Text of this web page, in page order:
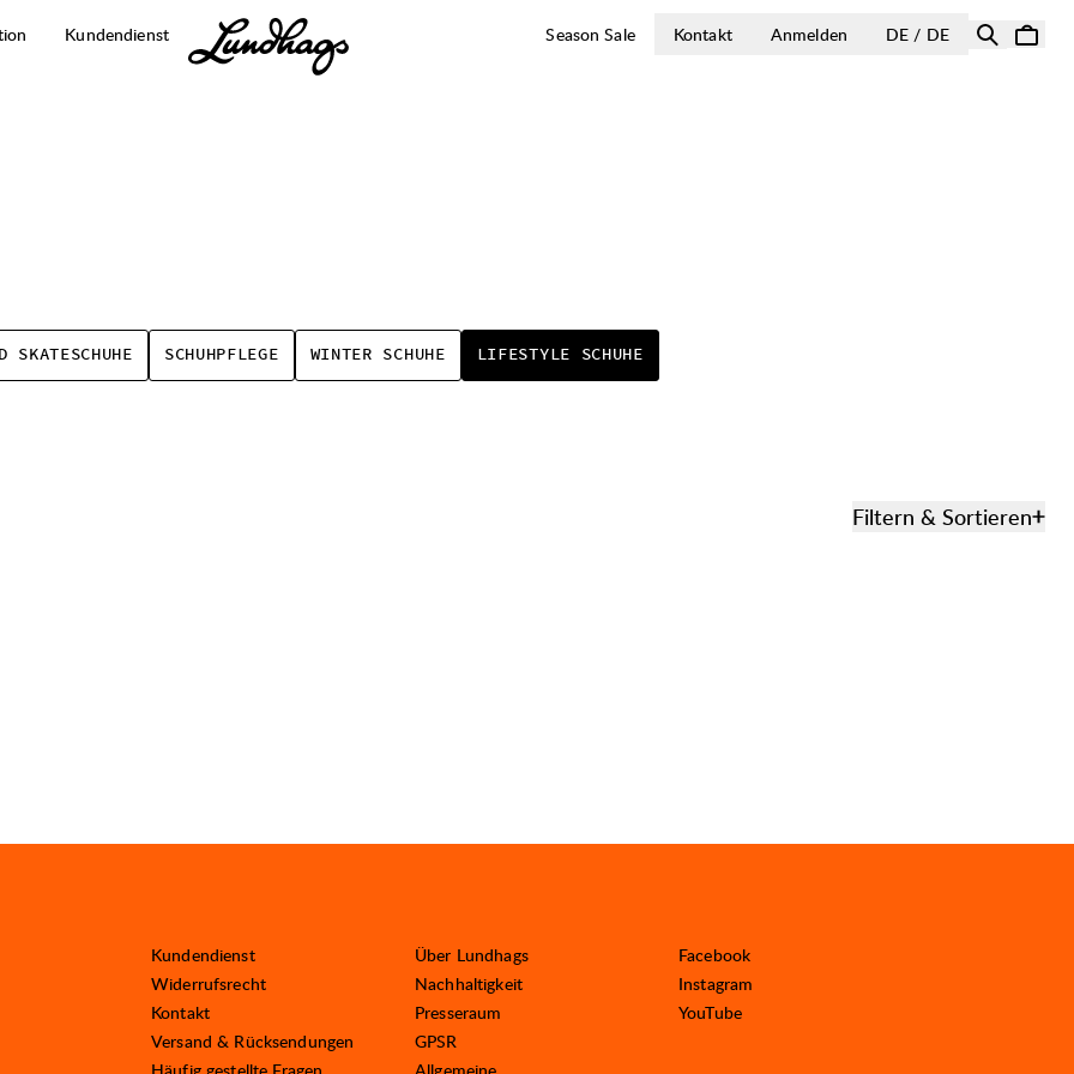
Kundendienst Season Sale Kontakt Anmelden DE / DELAND
SKATESCHUHE SCHUHPFLEGE WINTER SCHUHE LIFESTYLE SCHUHE
Filtern & Sortieren
Kundendienst
Widerrufsrecht
Kontakt
Versand & Rücksendungen
Über Lundhags
Nachhaltigkeit
Presseraum
GPSR
Facebook
Instagram
YouTube